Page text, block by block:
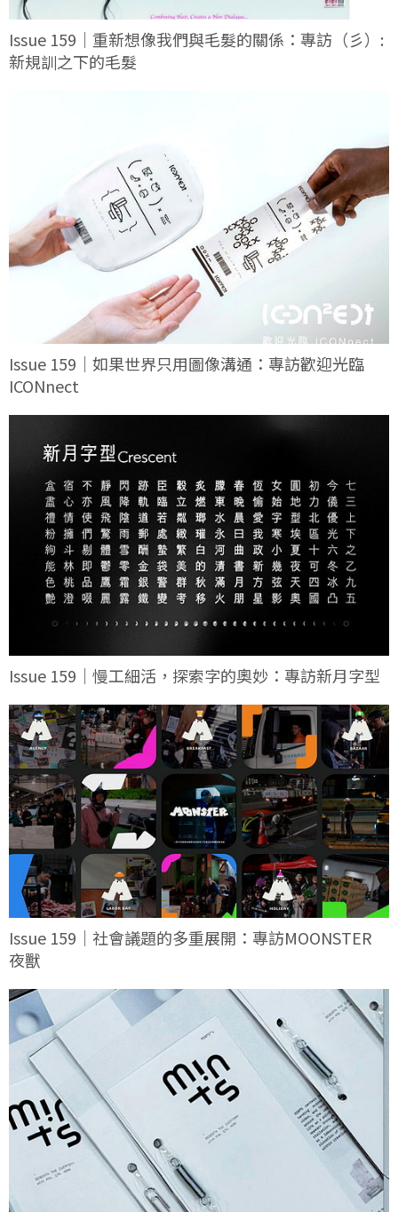
Issue 159｜重新想像我們與毛髮的關係：專訪（彡）:
新規訓之下的毛髮
Issue 159｜如果世界只用圖像溝通：專訪歡迎光臨
ICONnect
Issue 159｜慢工細活，探索字的奧妙：專訪新月字型
Issue 159｜社會議題的多重展開：專訪MOONSTER
夜獸